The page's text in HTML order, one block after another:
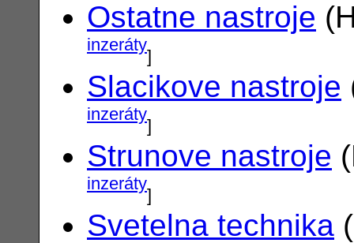
Ostatne nastroje
inzeráty]
Slacikove nastroje
inzeráty]
Strunove nastroje
inzeráty]
Svetelna technika